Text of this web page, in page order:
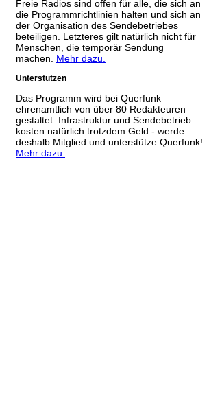
Freie Radios sind offen für alle, die sich an
die Programmrichtlinien halten und sich an
der Organisation des Sendebetriebes
beteiligen. Letzteres gilt natürlich nicht für
Menschen, die temporär Sendung
machen. Mehr dazu.
Unterstützen
Das Programm wird bei Querfunk
ehrenamtlich von über 80 Redakteuren
gestaltet. Infrastruktur und Sendebetrieb
kosten natürlich trotzdem Geld - werde
deshalb Mitglied und unterstütze Querfunk!
Mehr dazu.